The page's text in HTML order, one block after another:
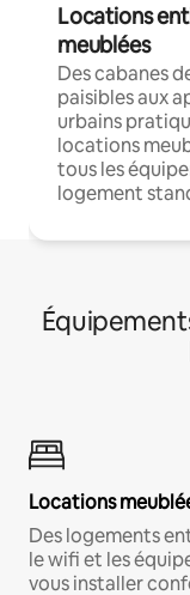
Locations
meublées
Des cabanes
paisibles aux
urbains
locations
tous les
logement
Locations
Des logements
le wifi et les
vous installer